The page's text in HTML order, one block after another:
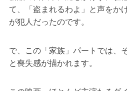
て、「盗まれるわよ」と声をか
が犯人だったのです。
で、この「家族」パートでは、
と喪失感が描かれます。